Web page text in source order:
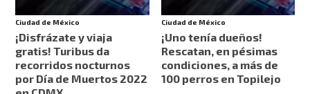
Ciudad de México
¡Disfrázate y viaja
gratis! Turibus da
recorridos nocturnos
por Día de Muertos 2022
Ciudad de México
¡Uno tenía dueños!
Rescatan, en pésimas
condiciones, a más de
100 perros en Topilejo